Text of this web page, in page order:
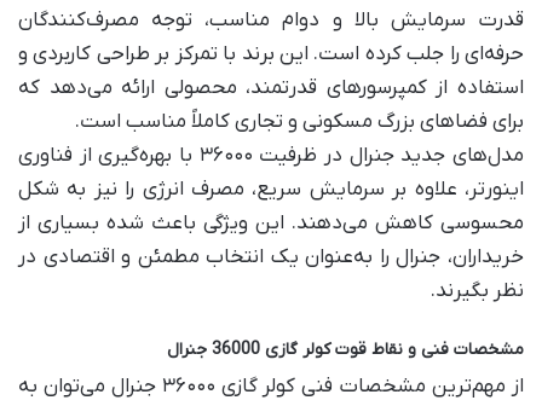
قدرت سرمایش بالا و دوام مناسب، توجه مصرف‌کنندگان
حرفه‌ای را جلب کرده است. این برند با تمرکز بر طراحی کاربردی و
استفاده از کمپرسورهای قدرتمند، محصولی ارائه می‌دهد که
برای فضاهای بزرگ مسکونی و تجاری کاملاً مناسب است.
مدل‌های جدید جنرال در ظرفیت ۳۶۰۰۰ با بهره‌گیری از فناوری
اینورتر، علاوه بر سرمایش سریع، مصرف انرژی را نیز به شکل
محسوسی کاهش می‌دهند. این ویژگی باعث شده بسیاری از
خریداران، جنرال را به‌عنوان یک انتخاب مطمئن و اقتصادی در
نظر بگیرند.
مشخصات فنی و نقاط قوت کولر گازی 36000 جنرال
از مهم‌ترین مشخصات فنی کولر گازی ۳۶۰۰۰ جنرال می‌توان به